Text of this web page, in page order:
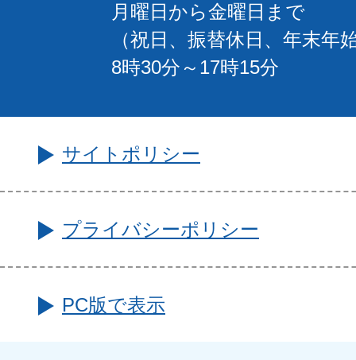
月曜日から金曜日まで
（祝日、振替休日、年末年
8時30分～17時15分
サイトポリシー
プライバシーポリシー
PC版で表示